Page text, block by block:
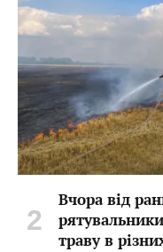
Вчора від
траву в